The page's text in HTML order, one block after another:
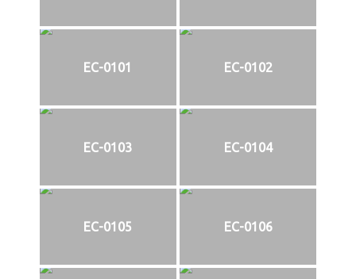
EC-0101 EC-0102
EC-0103 EC-0104
EC-0105 EC-0106